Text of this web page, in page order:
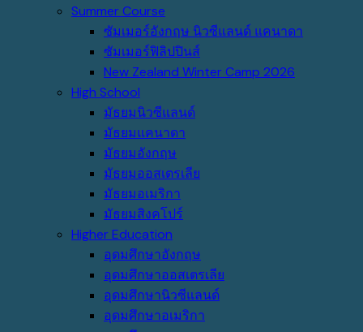
Summer Course
ซัมเมอร์อังกฤษ นิวซีแลนด์ แคนาดา
ซัมเมอร์ฟิลิปปินส์
New Zealand Winter Camp 2026
High School
มัธยมนิวซีแลนด์
มัธยมแคนาดา
มัธยมอังกฤษ
มัธยมออสเตรเลีย
มัธยมอเมริกา
มัธยมสิงคโปร์
Higher Education
อุดมศึกษาอังกฤษ
อุดมศึกษาออสเตรเลีย
อุดมศึกษานิวซีแลนด์
อุดมศึกษาอเมริกา